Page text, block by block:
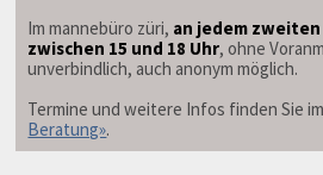
Im mannebüro züri, an jedem
zwischen 15 und 18 Uhr, ohne
unverbindlich, auch anonym möglich.
Termine und weitere Infos finden Sie im
Beratung».